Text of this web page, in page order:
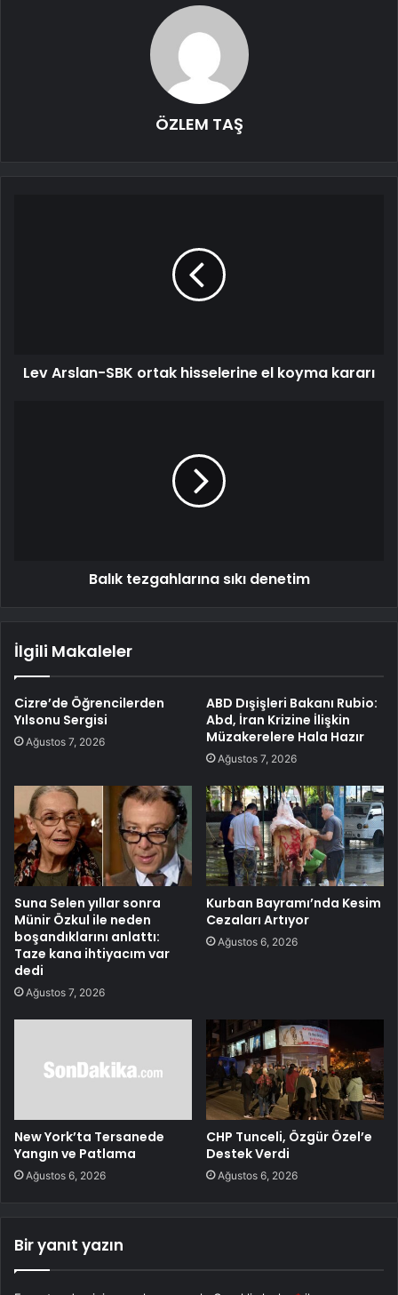
ÖZLEM TAŞ
Lev Arslan-SBK ortak hisselerine el koyma kararı
Balık tezgahlarına sıkı denetim
İlgili Makaleler
Cizre’de Öğrencilerden
Yılsonu Sergisi
Ağustos 7, 2026
ABD Dışişleri Bakanı Rubio:
Abd, İran Krizine İlişkin
Müzakerelere Hala Hazır
Ağustos 7, 2026
Suna Selen yıllar sonra
Münir Özkul ile neden
boşandıklarını anlattı:
Taze kana ihtiyacım var
dedi
Ağustos 7, 2026
Kurban Bayramı’nda Kesim
Cezaları Artıyor
Ağustos 6, 2026
New York’ta Tersanede
Yangın ve Patlama
Ağustos 6, 2026
CHP Tunceli, Özgür Özel’e
Destek Verdi
Ağustos 6, 2026
Bir yanıt yazın